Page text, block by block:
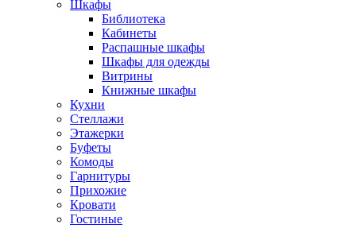
Шкафы
Библиотека
Кабинеты
Распашные шкафы
Шкафы для одежды
Витрины
Книжные шкафы
Кухни
Стеллажи
Этажерки
Буфеты
Комоды
Гарнитуры
Прихожие
Кровати
Гостиные